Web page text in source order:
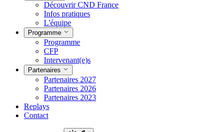
Découvrir CND France
Infos pratiques
L'équipe
Programme
Programme
CFP
Intervenant(e)s
Partenaires
Partenaires 2027
Partenaires 2026
Partenaires 2023
Replays
Contact